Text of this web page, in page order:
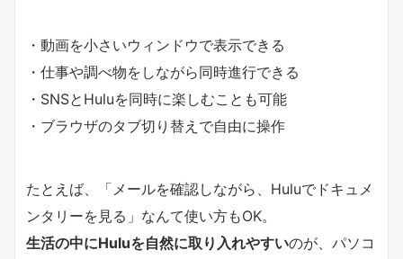
・動画を小さいウィンドウで表示できる
・仕事や調べ物をしながら同時進行できる
・SNSとHuluを同時に楽しむことも可能
・ブラウザのタブ切り替えで自由に操作
たとえば、「メールを確認しながら、Huluでドキュメ
ンタリーを見る」なんて使い方もOK。
生活の中にHuluを自然に取り入れやすいのが、パソコ